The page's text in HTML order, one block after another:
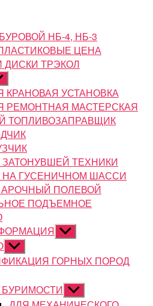
НБ-4, НБ-3
ЦЕНА
ТРЭКОЛ
КРАНОВАЯ УСТАНОВКА
РЕМОНТНАЯ МАСТЕРСКАЯ
ТОПЛИВОЗАПРАВЩИК
ТЕХНИКИ
ГУСЕНИЧНОМ ШАССИ
АРОЧНЫЙ ПОЛЕВОЙ
ПОДЪЕМНОЕ
Показывать
подменю
Показывать
подменю
ГОРНЫХ ПОРОД
Показывать
подменю